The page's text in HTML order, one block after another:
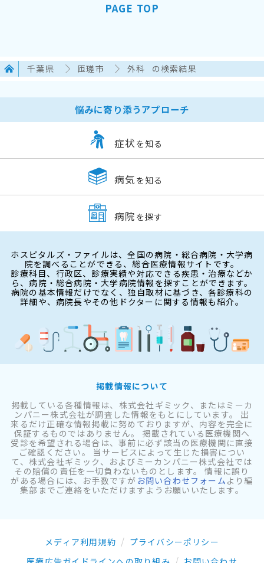
PAGE TOP
千葉県 匝瑳市 外科 の検索結果
悩みに寄り添うアプローチ
症状 を知る
病気 を知る
病院 を探す
ホスピタルズ・ファイルは、全国の病院・総合病院・大学病
院を調べることができる、総合医療情報サイトです。
診療科目、行政区、診療実績や対応できる疾患・治療などか
ら、病院・総合病院・大学病院情報を探すことができます。
病院の基本情報だけでなく、独自取材に基づき、各診療科の
詳細や、病院長やその他ドクターに関する情報も紹介。
掲載情報について
掲載している各種情報は、株式会社ギミック、またはミーカ
ンパニー株式会社が調査した情報をもとにしています。 出
来るだけ正確な情報掲載に努めておりますが、内容を完全に
保証するものではありません。 掲載されている医療機関へ
受診を希望される場合は、事前に必ず該当の医療機関に直接
ご確認ください。 当サービスによって生じた損害につい
て、株式会社ギミック、およびミーカンパニー株式会社では
その賠償の責任を一切負わないものとします。 情報に誤り
がある場合には、お手数ですが お問い合わせフォーム より編
集部までご連絡をいただけますようお願いいたします。
メディア利用規約
プライバシーポリシー